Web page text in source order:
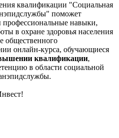
квалификации "Социальная
поможет
профессиональные навыки,
в охране здоровья населения
общественного
онлайн-курса, обучающиеся
квалификации,
в области социальной